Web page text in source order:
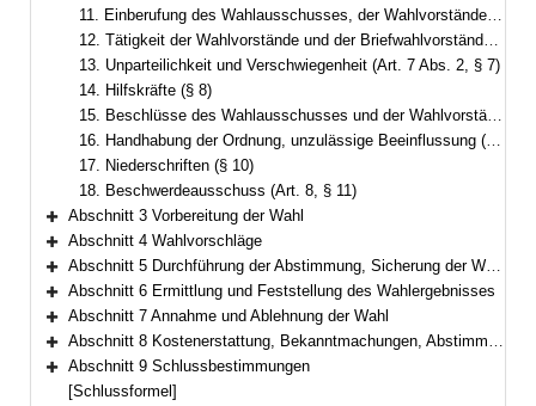
11. Einberufung des Wahlausschusses, der Wahlvorstände und der Briefwahlvorstände (Art. 6, § 5)
12. Tätigkeit der Wahlvorstände und der Briefwahlvorstände (Art. 6 Abs. 2, § 6)
13. Unparteilichkeit und Verschwiegenheit (Art. 7 Abs. 2, § 7)
14. Hilfskräfte (§ 8)
15. Beschlüsse des Wahlausschusses und der Wahlvorstände (Art. 17 Abs. 2, § 9)
16. Handhabung der Ordnung, unzulässige Beeinflussung (Art. 20 Abs. 1)
17. Niederschriften (§ 10)
18. Beschwerdeausschuss (Art. 8, § 11)
Bereich erweitern
Abschnitt 3 Vorbereitung der Wahl
Bereich erweitern
Abschnitt 4 Wahlvorschläge
Bereich erweitern
Abschnitt 5 Durchführung der Abstimmung, Sicherung der Wahlfreiheit, Briefwahl
Bereich erweitern
Abschnitt 6 Ermittlung und Feststellung des Wahlergebnisses
Bereich erweitern
Abschnitt 7 Annahme und Ablehnung der Wahl
Bereich erweitern
Abschnitt 8 Kostenerstattung, Bekanntmachungen, Abstimmungsunterlagen, Statistik
Bereich erweitern
Abschnitt 9 Schlussbestimmungen
[Schlussformel]